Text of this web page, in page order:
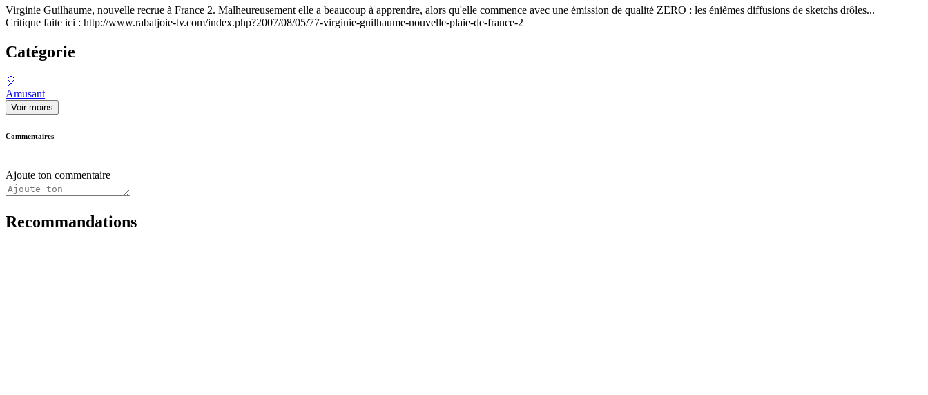
Virginie Guilhaume, nouvelle recrue à France 2. Malheureusement elle a beaucoup à apprendre, alors qu'elle commence avec une émission de qualité ZERO : les énièmes diffusions de sketchs drôles...
Critique faite ici : http://www.rabatjoie-tv.com/index.php?2007/08/05/77-virginie-guilhaume-nouvelle-plaie-de-france-2
Catégorie
🎈
Amusant
Voir moins
Commentaires
Ajoute ton commentaire
Recommandations